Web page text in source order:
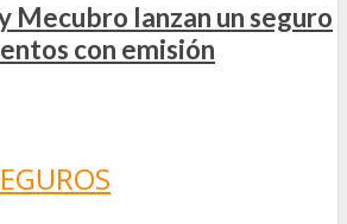
Mecubro lanzan un seguro
con emisión